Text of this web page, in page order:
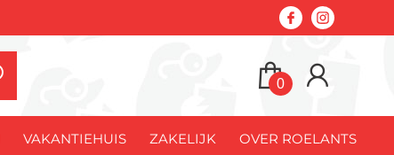
0
VAKANTIEHUIS ZAKELIJK OVER ROELANTS